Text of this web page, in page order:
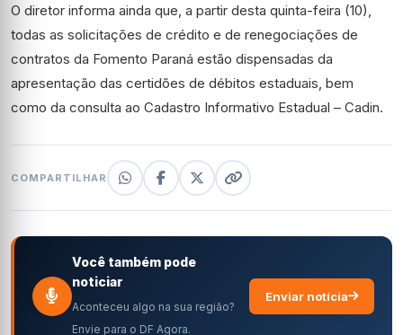
O diretor informa ainda que, a partir desta quinta-feira (10),
todas as solicitações de crédito e de renegociações de
contratos da Fomento Paraná estão dispensadas da
apresentação das certidões de débitos estaduais, bem
como da consulta ao Cadastro Informativo Estadual – Cadin.
COMPARTILHAR
Você também pode
noticiar
Aconteceu algo na sua região?
Envie para o DF Agora.
Enviar notícia